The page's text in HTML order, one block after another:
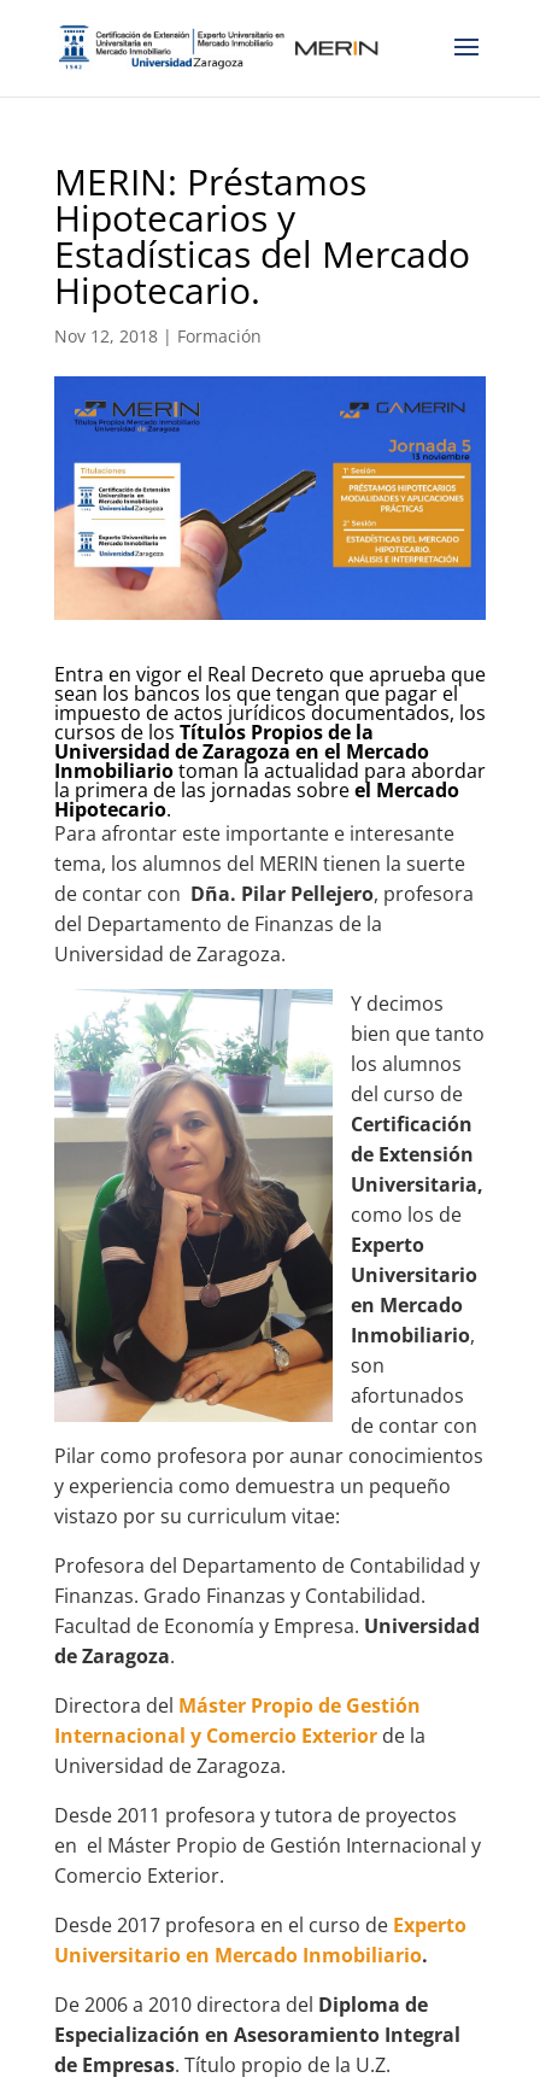
MERIN: Préstamos
Hipotecarios y
Estadísticas del Mercado
Hipotecario.
Nov 12, 2018| Formación
Entra en vigor el Real Decreto que aprueba que
sean los bancos los que tengan que pagar el
impuesto de actos jurídicos documentados, los
cursos de los Títulos Propios de la
Universidad de Zaragoza en el Mercado
Inmobiliariotoman la actualidad para abordar
la primera de las jornadas sobreel Mercado
Hipotecario.
Para afrontar este importante e interesante
tema, los alumnos del MERIN tienen la suerte
de contar con Dña. Pilar Pellejero, profesora
del Departamento de Finanzas de la
Universidad de Zaragoza.
Y decimos
bien que tanto
los alumnos
del curso de
Certificación
de Extensión
Universitaria,
como los de
Experto
Universitario
en Mercado
Inmobiliario,
son
afortunados
de contar con
Pilar como profesora por aunar conocimientos
y experiencia como demuestra un pequeño
vistazo por su curriculum vitae:
Profesora del Departamento de Contabilidad y
Finanzas. Grado Finanzas y Contabilidad.
Facultad de Economía y Empresa. Universidad
de Zaragoza.
Directora del Máster Propio de Gestión
Internacional y Comercio Exteriorde la
Universidad de Zaragoza.
Desde 2011 profesora y tutora de proyectos
en el Máster Propio de Gestión Internacional y
Comercio Exterior.
Desde 2017 profesora en el curso de Experto
Universitario en Mercado Inmobiliario.
De 2006 a 2010 directora del Diploma de
Especialización en Asesoramiento Integral
de Empresas. Título propio de la U.Z.